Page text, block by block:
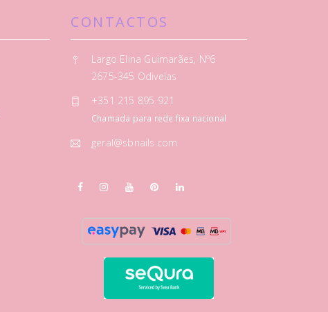
CONTACTOS
Largo Elina Guimarães, Nº6
2675-345 Odivelas
+351 215 895 921
Chamada para rede fixa nacional
geral@sbnails.com